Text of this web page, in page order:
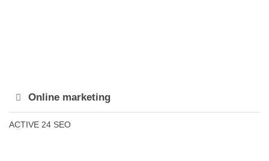
Online marketing
ACTIVE 24 SEO